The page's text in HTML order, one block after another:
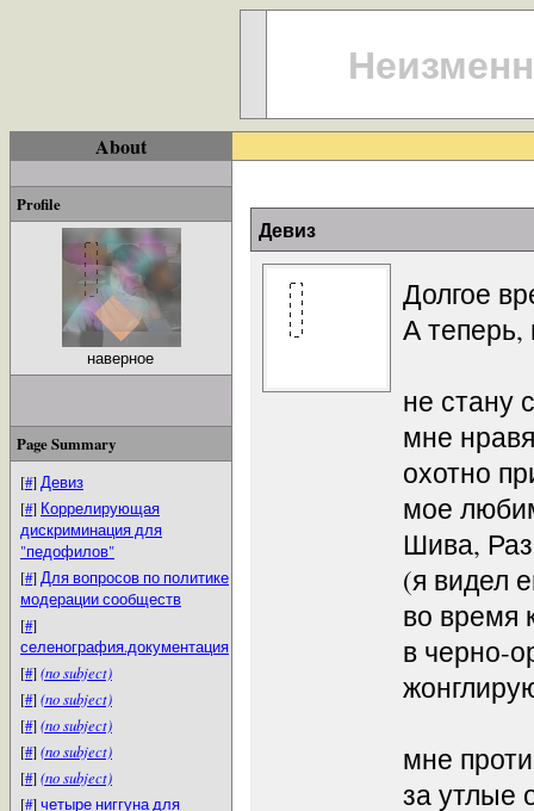
About
Profile
наверное
Page Summary
[#]Девиз
[#] Коррелирующая
дискриминация для
"педофилов"
[#]Для вопросов по политике
модерации сообществ
[#]
селенография.документация
[#](no subject)
[#](no subject)
[#](no subject)
[#](no subject)
[#](no subject)
[#]четыре ниггуна для
Девиз
Долгое
А теперь,
не стану
мне
охотно
мое
Шива,
(я видел
во время
в черно-
мне
за утлые